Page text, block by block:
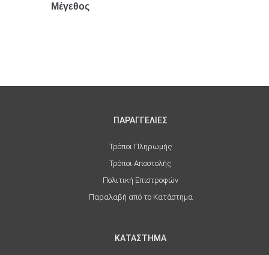
Μέγεθος
ΠΑΡΑΓΓΕΛΙΕΣ
Τρόποι Πληρωμής
Τρόποι Αποστολής
Πολιτική Επιστροφών
Παραλαβή από το Κατάστημα
ΚΑΤΑΣΤΗΜΑ